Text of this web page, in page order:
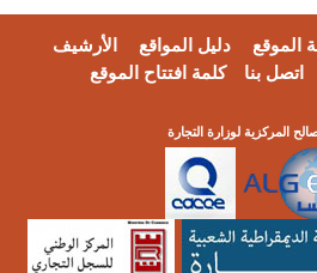
الموقع دليل المواقع
الأرشيف
اتصل بنا كلمة افتتاح الموقع
المركزية لوزارة التجارة